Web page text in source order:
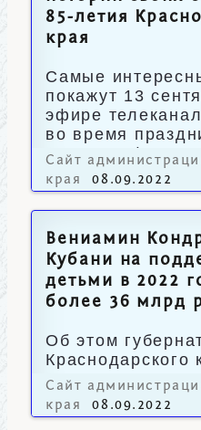
85-летия
края
Самые
покажут 13
эфире
во время
телемарафона.
Сайт
края
08.09.2022
Вениамин
Кубани на
детьми в 2022
более 36 млрд
Об этом
Краснодарского
журналистам.
Сайт
края
08.09.2022